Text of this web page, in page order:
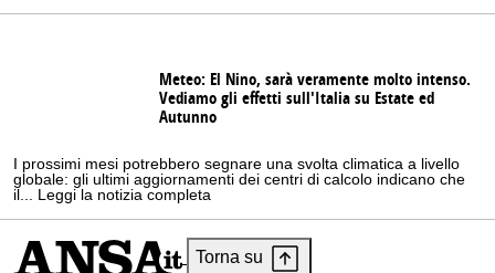
Meteo: El Nino, sarà veramente molto intenso.
Vediamo gli effetti sull'Italia su Estate ed
Autunno
I prossimi mesi potrebbero segnare una svolta climatica a livello
globale: gli ultimi aggiornamenti dei centri di calcolo indicano che
il... Leggi la notizia completa
Torna su